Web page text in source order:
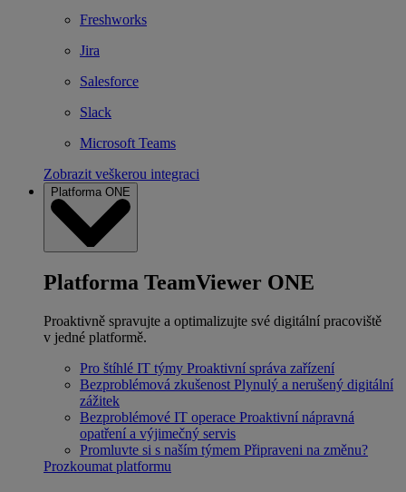
Freshworks
Jira
Salesforce
Slack
Microsoft Teams
Zobrazit veškerou integraci
Platforma ONE
Platforma TeamViewer ONE
Proaktivně spravujte a optimalizujte své digitální pracoviště
v jedné platformě.
Pro štíhlé IT týmy Proaktivní správa zařízení
Bezproblémová zkušenost Plynulý a nerušený digitální
zážitek
Bezproblémové IT operace Proaktivní nápravná
opatření a výjimečný servis
Promluvte si s naším týmem Připraveni na změnu?
Prozkoumat platformu